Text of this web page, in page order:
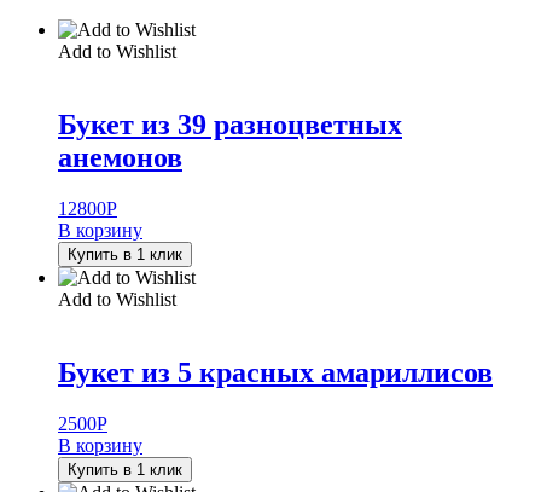
Add to Wishlist
Букет из 39 разноцветных
анемонов
12800Р
В корзину
Купить в 1 клик
Add to Wishlist
Букет из 5 красных амариллисов
2500Р
В корзину
Купить в 1 клик